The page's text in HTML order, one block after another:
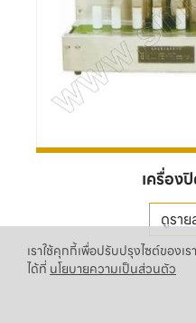
เครื่อง
ดูราย
เราใช้คุกกี้เพื่อปรับปรุงไซต์ของ
ได้ที่ นโยบายความเป็นส่วนตัว